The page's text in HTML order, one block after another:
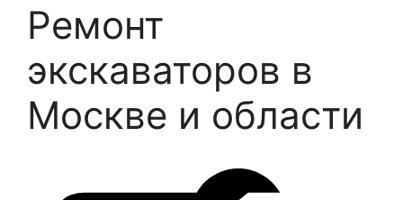
Ремонт
экскаваторов в
Москве и области